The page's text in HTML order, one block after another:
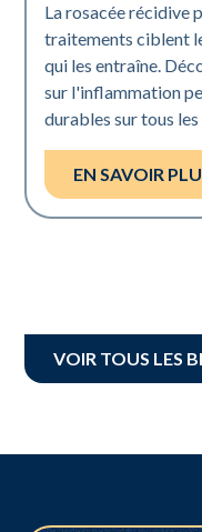
La rosacée récidive
traitements ciblent
qui les entraîne.
sur l'inflammation
durables sur tous
EN SAVOIR
VOIR TOUS LES